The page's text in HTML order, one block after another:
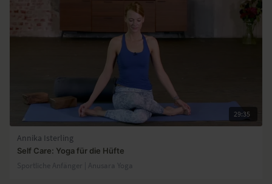
29:35
Annika Isterling
Self Care: Yoga für die Hüfte
Sportliche Anfänger | Anusara Yoga